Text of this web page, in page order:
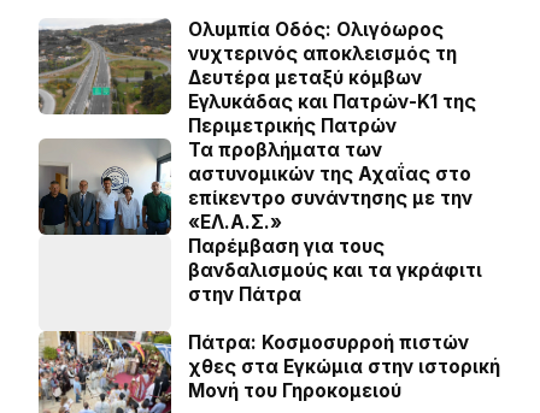
Ολυμπία Οδός: Ολιγόωρος
νυχτερινός αποκλεισμός τη
Δευτέρα μεταξύ κόμβων
Εγλυκάδας και Πατρών-Κ1 της
Περιμετρικής Πατρών
Τα προβλήματα των
αστυνομικών της Αχαΐας στο
επίκεντρο συνάντησης με την
«ΕΛ.Α.Σ.»
Παρέμβαση για τους
βανδαλισμούς και τα γκράφιτι
στην Πάτρα
Πάτρα: Κοσµοσυρροή πιστών
χθες στα Εγκώµια στην ιστορική
Μονή του Γηροκοµειού